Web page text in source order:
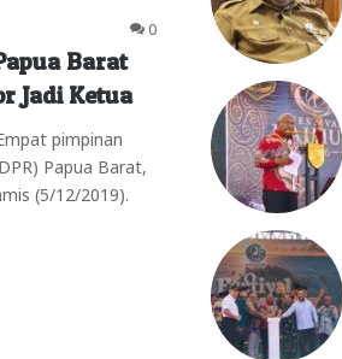
0
Barat
Jadi Ketua
pimpinan
Papua Barat,
(5/12/2019).